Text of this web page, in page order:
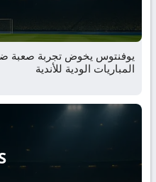
يوفنتوس يخوض تجربة صعبة ضد
المباريات الودية للأندية